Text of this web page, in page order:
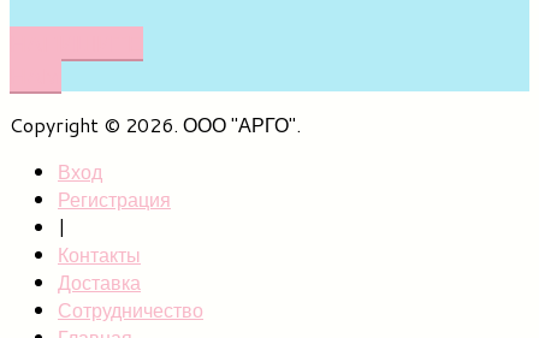
Copyright © 2026. ООО "АРГО".
Вход
Регистрация
|
Контакты
Доставка
Сотрудничество